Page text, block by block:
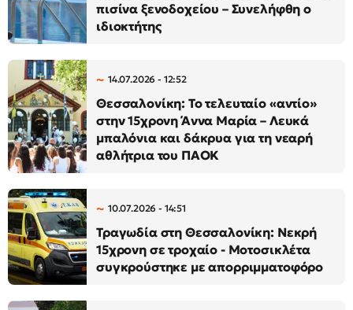
πισίνα ξενοδοχείου – Συνελήφθη ο
ιδιοκτήτης
14.07.2026 - 12:52
Θεσσαλονίκη: Το τελευταίο «αντίο»
στην 15χρονη Άννα Μαρία – Λευκά
μπαλόνια και δάκρυα για τη νεαρή
αθλήτρια του ΠΑΟΚ
10.07.2026 - 14:51
Τραγωδία στη Θεσσαλονίκη: Νεκρή
15χρονη σε τροχαίο - Μοτοσικλέτα
συγκρούστηκε με απορριμματοφόρο